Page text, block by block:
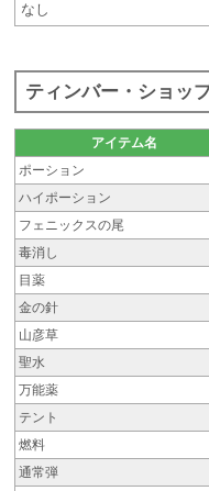
なし
ティンバー・ショッ
アイテム名
ポーション
ハイポーション
フェニックスの尾
毒消し
目薬
金の針
山彦草
聖水
万能薬
テント
燃料
通常弾